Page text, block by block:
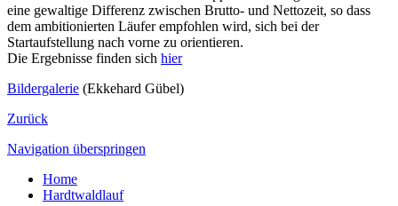
eine gewaltige Differenz zwischen Brutto- und Nettozeit, so dass
dem ambitionierten Läufer empfohlen wird, sich bei der
Startaufstellung nach vorne zu orientieren.
Die Ergebnisse finden sich hier
Bildergalerie (Ekkehard Gübel)
Zurück
Navigation überspringen
Home
Hardtwaldlauf